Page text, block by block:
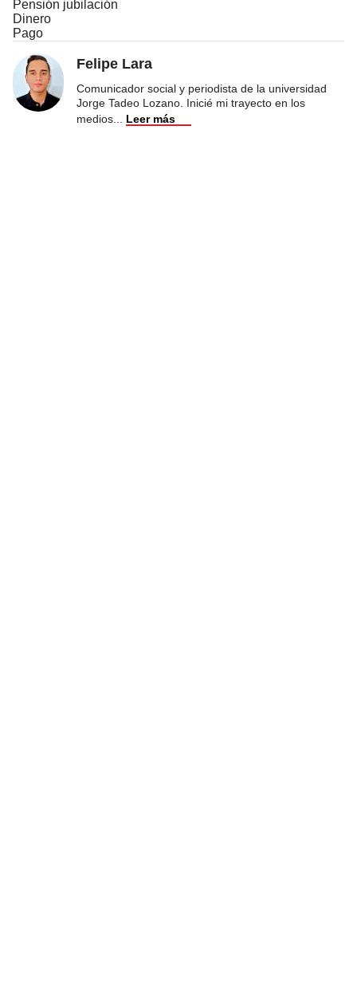
Pensión jubilación
Dinero
Pago
Felipe Lara
Comunicador social y periodista de la universidad
Jorge Tadeo Lozano. Inicié mi trayecto en los
medios
Leer más